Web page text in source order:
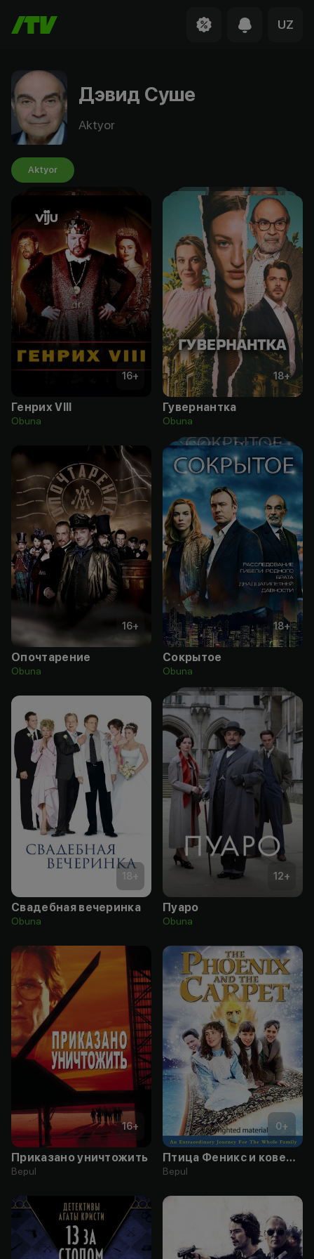
UZ
Дэвид Суше
Aktyor
Aktyor
16+
Генрих VIII
Obuna
18+
Гувернантка
Obuna
16+
Опочтарение
Obuna
18+
Сокрытое
Obuna
18+
Свадебная вечеринка
Obuna
12+
Пуаро
Obuna
16+
Приказано уничтожить
Bepul
0+
Птица Феникс и ковер-самолет
Bepul